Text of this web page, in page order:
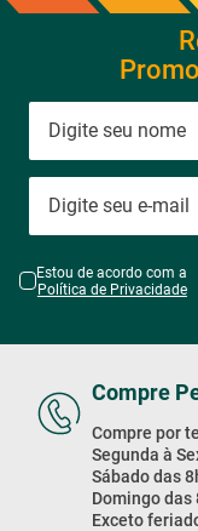
Estou de acordo com a
Política de Privacidade
Compre
Compre por
Segunda à
Sábado das
Domingo das
Exceto